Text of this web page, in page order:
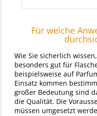
Für welche
Wie Sie sicherlich
besonders gut für
beispielsweise auf
Einsatz kommen
großer Bedeutung sind
die Qualität. Die
müssen umgesetzt